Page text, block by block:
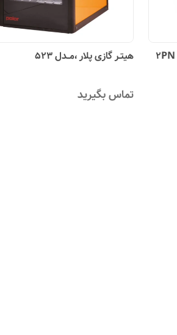
هیتـر گازی پلار ،مــدل 523
تماس بگیرید